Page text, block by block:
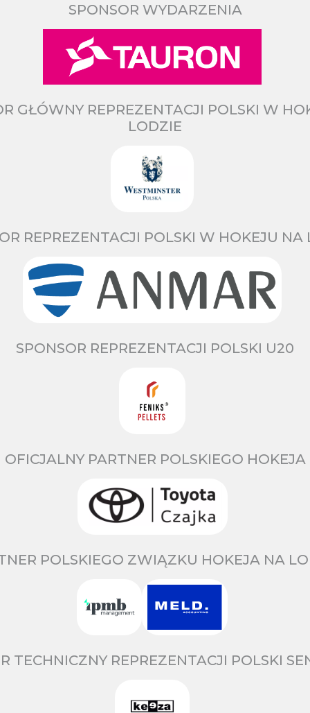
SPONSOR WYDARZENIA
GŁÓWNY REPREZENTACJI POLSKI W
LODZIE
REPREZENTACJI POLSKI W HOKEJU NA
SPONSOR REPREZENTACJI POLSKI U20
OFICJALNY PARTNER POLSKIEGO HOKEJA
POLSKIEGO ZWIĄZKU HOKEJA NA
TECHNICZNY REPREZENTACJI POLSKI